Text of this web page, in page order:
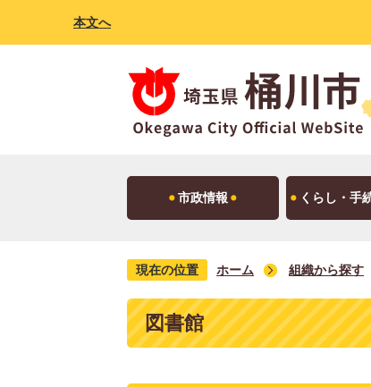
本文へ
市政情報 くらし・手
現在の位置 ホーム 組織から探す
図書館